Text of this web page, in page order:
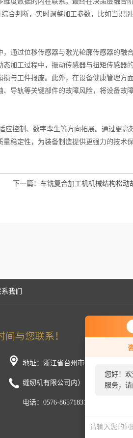
您好！
服务，
合判断，实时调整加工参数，比如当识
通过位移传感器与激光轮廓传感器的融
加工过程中，振动传感器与扭矩传感器
与工件报废。此外，在设备健康管理方
导轨等关键部件的故障风险，将设备故
控制、数字孪生等方向拓展。通过更高
稳定性，为装备制造提供更强力的技术保
下一篇： 车铣复合加工机机械结构松动
我们
地址：浙江省台州市温岭市新河镇中
缝纫机有限公司内）
电话：0576-86571831